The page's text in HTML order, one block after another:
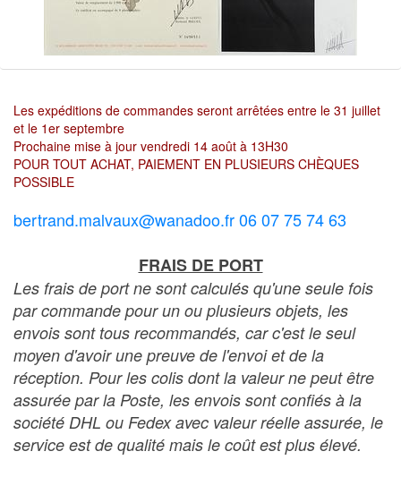
Les expéditions de commandes seront arrêtées entre le 31 juillet
et le 1er septembre
Prochaine mise à jour vendredi 14 août à 13H30
POUR TOUT ACHAT, PAIEMENT EN PLUSIEURS CHÈQUES
POSSIBLE
bertrand.malvaux@wanadoo.fr 06 07 75 74 63
FRAIS DE PORT
Les frais de port ne sont calculés qu'une seule fois
par commande pour un ou plusieurs objets, les
envois sont tous recommandés, car c'est le seul
moyen d'avoir une preuve de l'envoi et de la
réception. Pour les colis dont la valeur ne peut être
assurée par la Poste, les envois sont confiés à la
société DHL ou Fedex avec valeur réelle assurée, le
service est de qualité mais le coût est plus élevé.